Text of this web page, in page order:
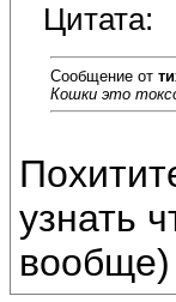
Цитата:
Сообщение от
Кошки это
узнать
вообще)